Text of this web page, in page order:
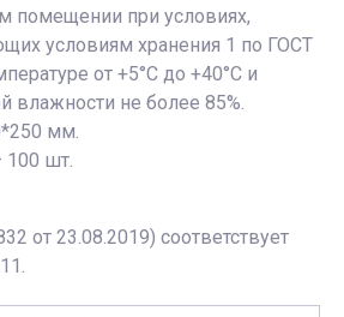
помещении при условиях,
условиям хранения 1 по ГОСТ
от +5°С до +40°С и
влажности не более 85%.
мм.
100 шт.
от 23.08.2019) соответствует